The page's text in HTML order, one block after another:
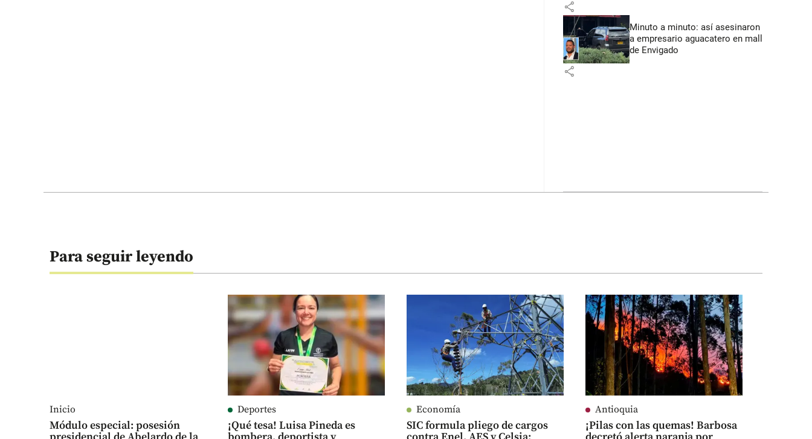
share
Minuto a minuto: así asesinaron
a empresario aguacatero en mall
de Envigado
share
Para seguir leyendo
Inicio
Módulo especial: posesión
Deportes
¡Qué tesa! Luisa Pineda es
Economía
SIC formula pliego de cargos
Antioquia
¡Pilas con las quemas! Barbosa